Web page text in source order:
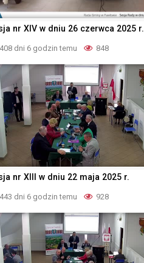
nr XIV w dniu 26 czerwca 2025 r.
408 dni 6 godzin temu 848
nr XIII w dniu 22 maja 2025 r.
443 dni 6 godzin temu 928